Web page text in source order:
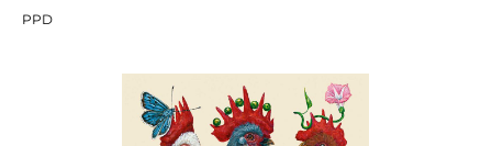
PPD
Bildergalerie überspringen